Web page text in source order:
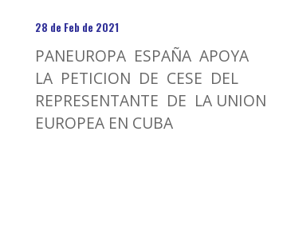
28 de Feb de 2021
PANEUROPA ESPAÑA APOYA
LA PETICION DE CESE DEL
REPRESENTANTE DE LA UNION
EUROPEA EN CUBA